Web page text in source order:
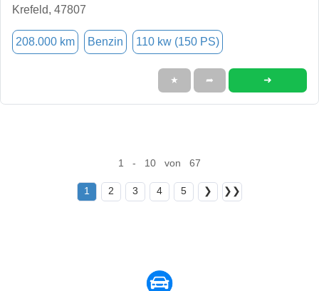
Krefeld, 47807
208.000 km Benzin 110 kw (150 PS)
★ ➦ ➜
1 - 10 von 67
1 2 3 4 5 ❯ ❯❯